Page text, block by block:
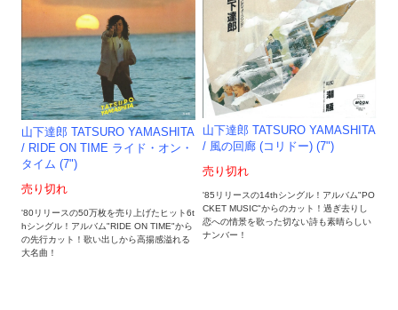
山下達郎 TATSURO YAMASHITA
/ RIDE ON TIME ライド・オン・
タイム (7")
売り切れ
'80リリースの50万枚を売り上げたヒット6t
hシングル！アルバム"RIDE ON TIME"から
の先行カット！歌い出しから高揚感溢れる
大名曲！
山下達郎 TATSURO YAMASHITA
/ 風の回廊 (コリドー) (7")
売り切れ
'85リリースの14thシングル！アルバム"PO
CKET MUSIC"からのカット！過ぎ去りし
恋への情景を歌った切ない詩も素晴らしい
ナンバー！